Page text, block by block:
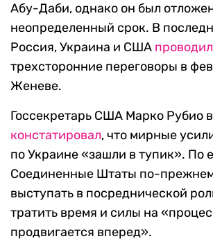
Абу-Даби, однако он был
неопределенный срок. В
Россия, Украина и США
трехсторонние переговоры в
Женеве.
Госсекретарь США Марко Рубио
констатировал, что мирные
по Украине «зашли в тупик». По
Соединенные Штаты по-
выступать в посреднической
тратить время и силы на
продвигается вперед».